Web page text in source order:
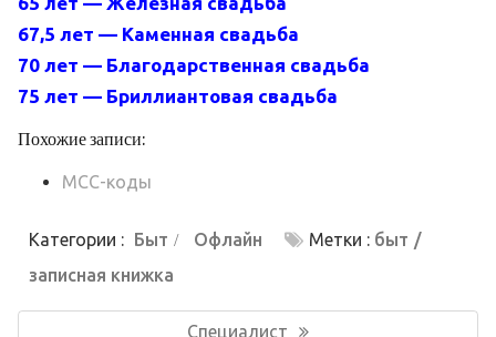
67,5 лет — Каменная свадьба
70 лет — Благодарственная свадьба
75 лет — Бриллиантовая свадьба
Похожие записи:
MCC-коды
Категории : Быт Офлайн Метки : быт
записная книжка
Предыдущая
Специалист